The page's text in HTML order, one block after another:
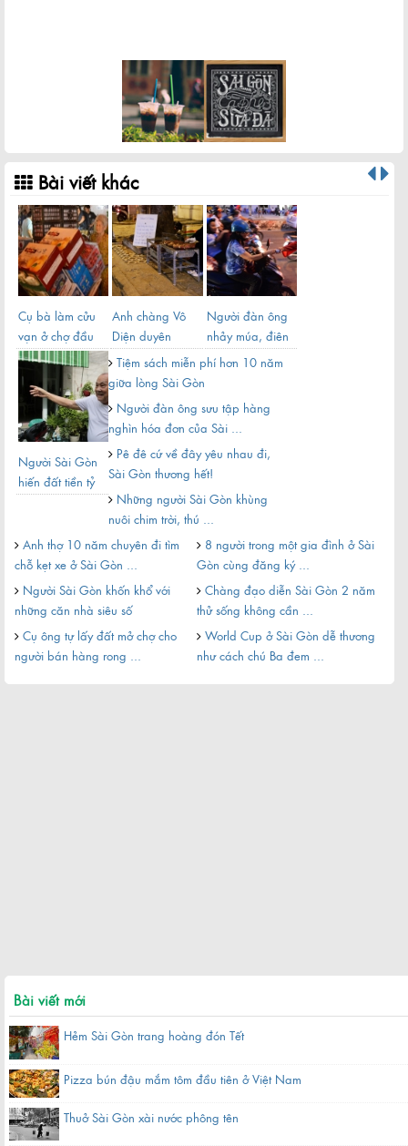
Bài viết khác
Cụ bà làm cửu
vạn ở chợ đầu
mối Sài Gòn
Anh chàng Vô
Diện duyên
dáng bán khoai
trên vỉa ...
Người đàn ông
nhảy múa, điên
khùng trên vỉa
Người Sài Gòn
hiến đất tiền tỷ
mở rộng hẻm
Tiệm sách miễn phí hơn 10 năm
giữa lòng Sài Gòn
Người đàn ông sưu tập hàng
nghìn hóa đơn của Sài ...
Pê đê cứ về đây yêu nhau đi,
Sài Gòn thương hết!
Những người Sài Gòn khùng
nuôi chim trời, thú ...
Anh thợ 10 năm chuyên đi tìm
chỗ kẹt xe ở Sài Gòn ...
8 người trong một gia đình ở Sài
Gòn cùng đăng ký ...
Người Sài Gòn khốn khổ với
những căn nhà siêu số
Chàng đạo diễn Sài Gòn 2 năm
thử sống không cần ...
Cụ ông tự lấy đất mở chợ cho
người bán hàng rong ...
World Cup ở Sài Gòn dễ thương
như cách chú Ba đem ...
Bài viết mới
Hẻm Sài Gòn trang hoàng đón Tết
Pizza bún đậu mắm tôm đầu tiên ở Việt Nam
Thuở Sài Gòn xài nước phông tên